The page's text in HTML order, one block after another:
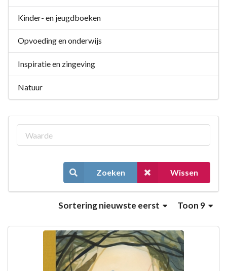
Kinder- en jeugdboeken
Opvoeding en onderwijs
Inspiratie en zingeving
Natuur
Zoeken Wissen
Toon 9
Sorteringnieuwste eerst